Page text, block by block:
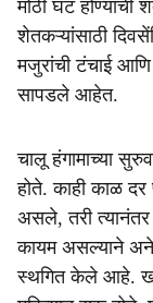
e
मोठी घट
शेतकऱ्यांसाठी
मजुरांची टंचाई
सापडले आहेत.
चालू हंगामाच्या
होते. काही काळ दर
असले, तरी त्यानंतर
कायम असल्याने
स्थगित केले आहे.